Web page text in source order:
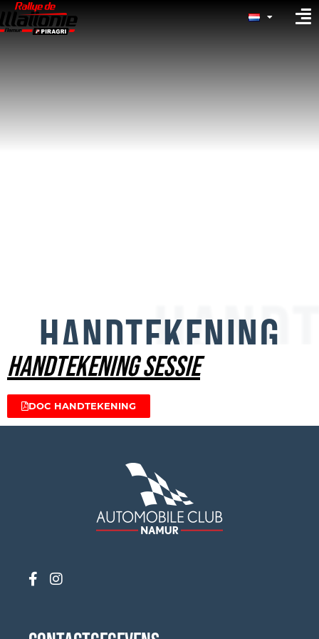
HANDTEKENING
HANDTEKENING SESSIE
DOC HANDTEKENING